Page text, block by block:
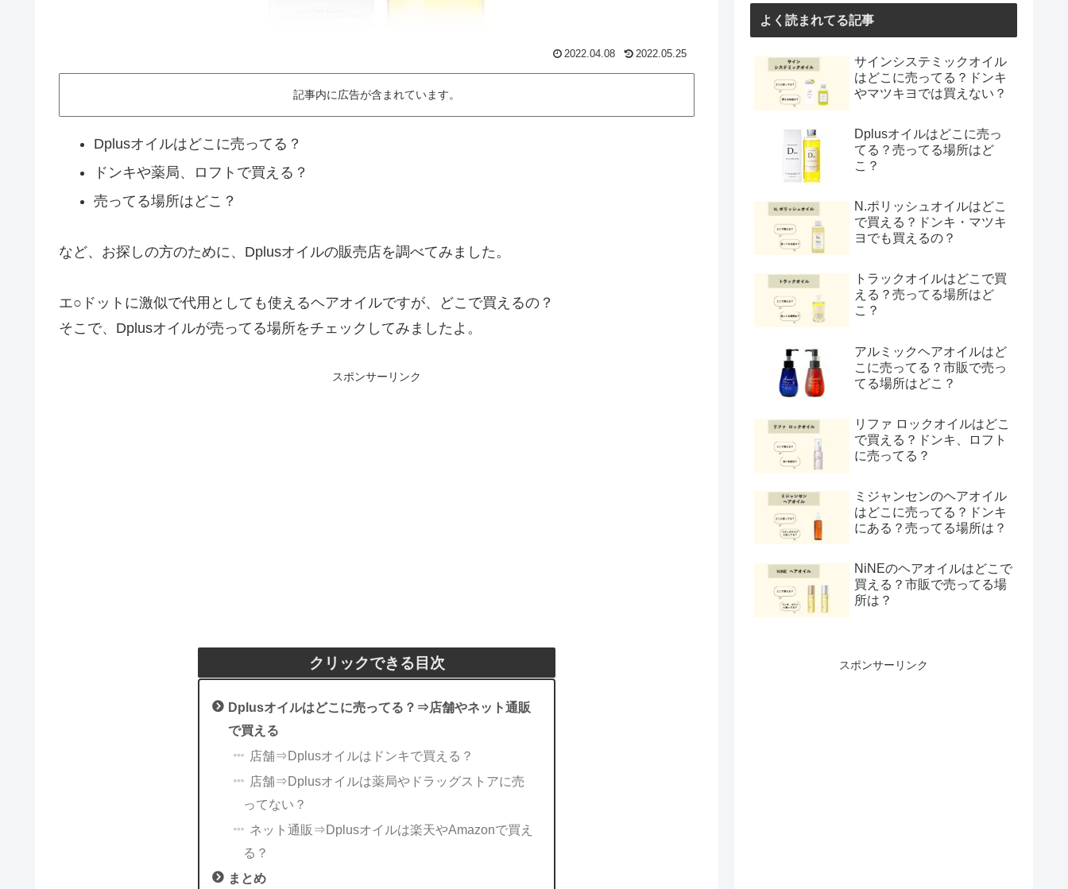
2022.04.08 2022.05.25
記事内に広告が含まれています。
Dplusオイルはどこに売ってる？
ドンキや薬局、ロフトで買える？
売ってる場所はどこ？
など、お探しの方のために、Dplusオイルの販売店を調べてみました。
エ○ドットに激似で代用としても使えるヘアオイルですが、どこで買えるの？
そこで、Dplusオイルが売ってる場所をチェックしてみましたよ。
スポンサーリンク
クリックできる目次
Dplusオイルはどこに売ってる？⇒店舗やネット通販
で買える
店舗⇒Dplusオイルはドンキで買える？
店舗⇒Dplusオイルは薬局やドラッグストアに売
ってない？
ネット通販⇒Dplusオイルは楽天やAmazonで買え
る？
まとめ
よく読まれてる記事
サインシステミックオイル
はどこに売ってる？ドンキ
やマツキヨでは買えない？
Dplusオイルはどこに売っ
てる？売ってる場所はど
こ？
N.ポリッシュオイルはどこ
で買える？ドンキ・マツキ
ヨでも買えるの？
トラックオイルはどこで買
える？売ってる場所はど
こ？
アルミックヘアオイルはど
こに売ってる？市販で売っ
てる場所はどこ？
リファ ロックオイルはどこ
で買える？ドンキ、ロフト
に売ってる？
ミジャンセンのヘアオイル
はどこに売ってる？ドンキ
にある？売ってる場所は？
NiNEのヘアオイルはどこで
買える？市販で売ってる場
所は？
スポンサーリンク